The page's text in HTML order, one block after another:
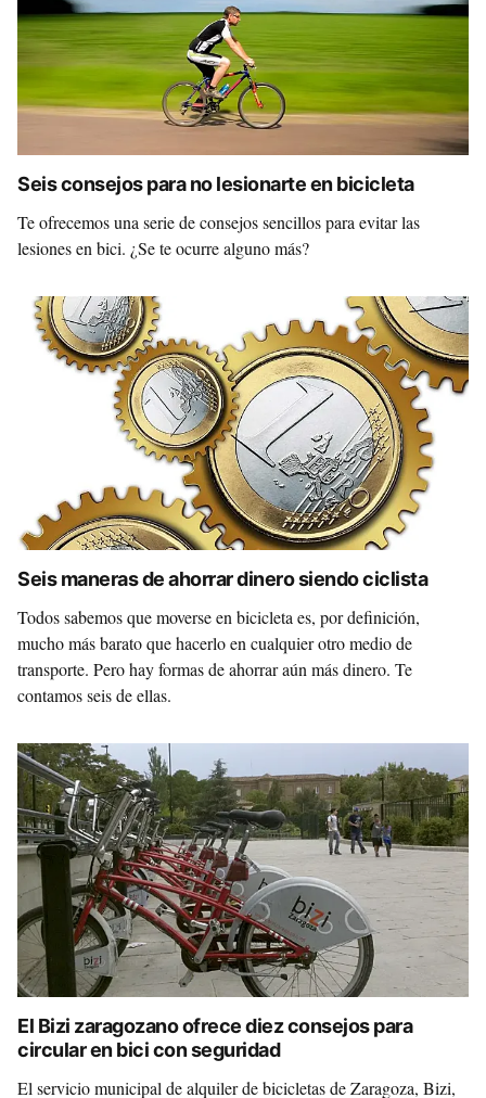
Seis consejos para no lesionarte en bicicleta
Te ofrecemos una serie de consejos sencillos para evitar las
lesiones en bici. ¿Se te ocurre alguno más?
Seis maneras de ahorrar dinero siendo ciclista
Todos sabemos que moverse en bicicleta es, por definición,
mucho más barato que hacerlo en cualquier otro medio de
transporte. Pero hay formas de ahorrar aún más dinero. Te
contamos seis de ellas.
El Bizi zaragozano ofrece diez consejos para
circular en bici con seguridad
El servicio municipal de alquiler de bicicletas de Zaragoza, Bizi,